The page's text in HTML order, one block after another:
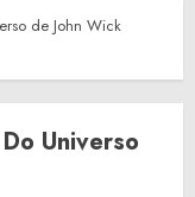
de John Wick
Universo